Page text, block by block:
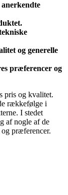
og generelle
præferencer og
pris og kvalitet.
rækkefølge i
I stedet
af nogle af de
præferencer.